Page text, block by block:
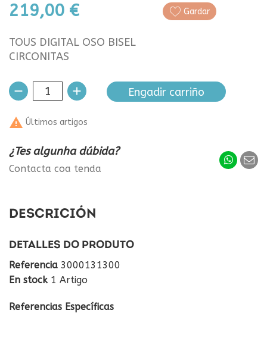
219,00 € Gardar
TOUS DIGITAL OSO BISEL
CIRCONITAS
Engadir carriño
 Últimos artigos
¿Tes algunha dúbida?
Contacta coa tenda
DESCRICIÓN
DETALLES DO PRODUTO
Referencia 3000131300
En stock 1 Artigo
Referencias Específicas